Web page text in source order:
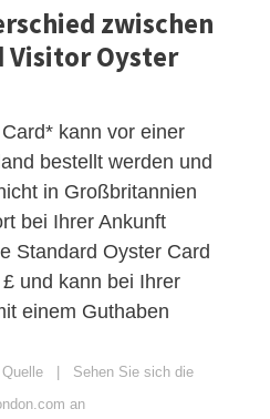
zwischen
Visitor Oyster
kann vor einer
bestellt werden und
in Großbritannien
bei Ihrer Ankunft
Standard Oyster Card
und kann bei Ihrer
einem Guthaben
| Sehen Sie sich die
an